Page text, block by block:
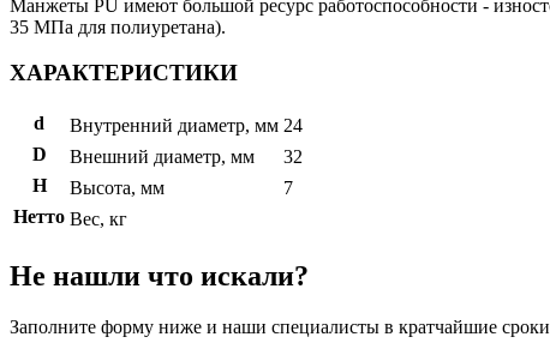
Манжеты PU имеют большой ресурс работоспособности -
35 МПа для полиуретана).
ХАРАКТЕРИСТИКИ
d Внутренний диаметр, мм 24
D
Внешний диаметр, мм
32
H
Высота, мм
7
Нетто Вес, кг
Не нашли что искали?
Заполните форму ниже и наши специалисты в кратчайшие